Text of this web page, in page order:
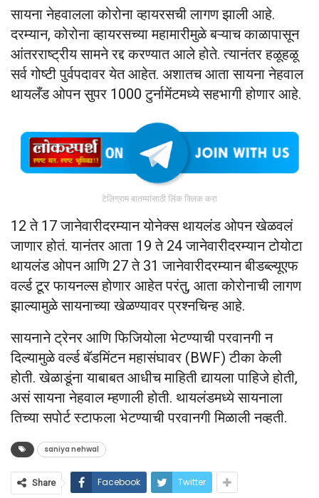
सायना नेहवालला कोरोना व्हायरसची लागण झाली आहे.
दरम्यान, कोरोना व्हायरसच्या महामारीमुळे बऱ्याच काळापासून
आंतरराष्ट्रीय सामने रद्द करण्यात आले होते. त्यानंतर हळूहळू
सर्व गोष्टी पुर्वपदावर येत आहेत. अशातच आता सायना नेहवाल
थायलँड ओपन सुपर 1000 टुर्नामेंटमध्ये सहभागी होणार आहे.
टेलिग्राम बातम्यांसाठी लिंक क्लिक करा
12 ते 17 जानेवारीदरम्यान योनेक्स थायलंड ओपन खेळवलं
जाणार होतं. यानंतर आता 19 ते 24 जानेवारीदरम्यान टोयोटा
थायलंड ओपन आणि 27 ते 31 जानेवारीदरम्यान बीडब्ल्यूएफ
वर्ल्ड टूर फायनल्स होणार आहेत परंतु, आता कोरोनाची लागण
झाल्यामुळे सायनाच्या खेळण्यावर प्रश्नचिन्ह आहे.
सायनाने ट्रेनर आणि फिजियोला भेटण्याची परवानगी न
दिल्यामुळे वर्ल्ड बॅडमिंटन महासंघावर (BWF) टीका केली
होती. खेळाडूंना याबाबत आधीच माहिती द्यायला पाहिजे होती,
असं सायना नेहवाल म्हणाली होती. थायलंडमध्ये सायनाला
तिच्या सपोर्ट स्टाफला भेटण्याची परवानगी मिळाली नव्हती.
saniya nehwal
Share Facebook Twitter